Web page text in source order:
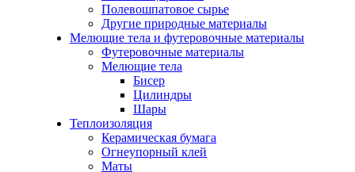
Полевошпатовое сырье
Другие природные материалы
Мелющие тела и футеровочные материалы
Футеровочные материалы
Мелющие тела
Бисер
Цилиндры
Шары
Теплоизоляция
Керамическая бумага
Огнеупорный клей
Маты